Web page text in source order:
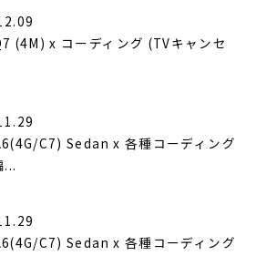
(4M) x コーディング (TVキャンセ
C7) Sedan x 各種コーディング
...
C7) Sedan x 各種コーディング